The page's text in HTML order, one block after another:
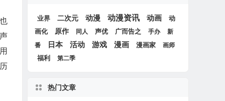
业界 二次元 动漫 动漫资讯 动画
动
画化
原作 同人 声优 广而告之 手办
新
番
日本 活动 游戏 漫画 漫画家 画师
福利 第二季
热门文章